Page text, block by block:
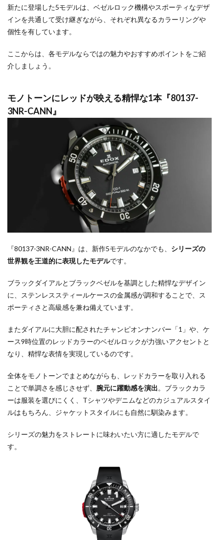
新たに登場した5モデルは、ベゼルロック機構やスポーティなデザ
インを共通して受け継ぎながら、それぞれ異なるカラーリングや
個性を有しています。
ここからは、各モデルならではの魅力やおすすめポイントをご紹
介しましょう。
モノトーンにレッドが映える精悍な1本『80137-
3NR-CANN』
『80137-3NR-CANN』は、新作5モデルのなかでも、 シリーズの
世界観を王道的に表現したモデルです。
ブラックダイアルとブラックベゼルを基調とした精悍なデザイン
に、ステンレススティールケースの金属感が調和することで、ス
ポーティさと高級感を兼ね備えています。
またダイアルに大胆に配されたチャンピオンナンバー「1」や、ケ
ース9時位置のレッドカラーのベゼルロックが力強いアクセントと
なり、精悍な表情を実現しているのです。
全体をモノトーンでまとめながらも、レッドカラーを取り入れる
ことで単調さを感じさせず、 腕元に躍動感を演出。ブラックカラ
ーは服装を選びにくく、Tシャツやデニムなどのカジュアルスタイ
ルはもちろん、ジャケットスタイルにも自然に馴染みます。
シリーズの魅力をストレートに味わいたい方に適したモデルで
す。